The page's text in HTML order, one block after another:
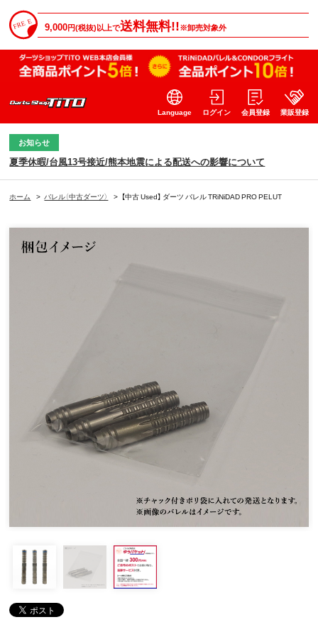
9,000円(税抜)以上で送料無料!!※卸売対象外
Language ログイン 会員登録 業販登録
お知らせ
夏季休暇/台風13号接近/熊本地震による配送への影響について
ホーム > バレル（中古ダーツ） > 【中古 Used】 ダーツ バレル TRiNiDAD PRO PELUT